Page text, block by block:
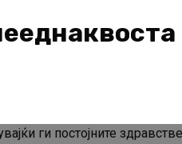
ги постојните